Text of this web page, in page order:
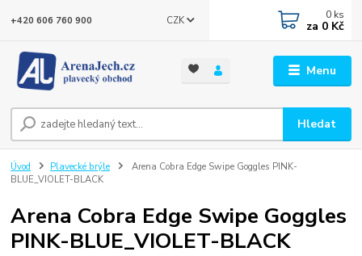
Menu
CZK
Hledat
+420 606 760 900 0 ks
za 0 Kč
Úvod Plavecké brýle
Arena Cobra Edge Swipe Goggles PINK-
BLUE_VIOLET-BLACK
Arena Cobra Edge Swipe Goggles
PINK-BLUE_VIOLET-BLACK